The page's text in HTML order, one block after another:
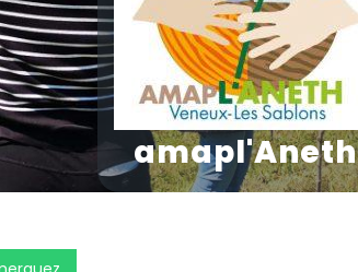
amapl'Aneth